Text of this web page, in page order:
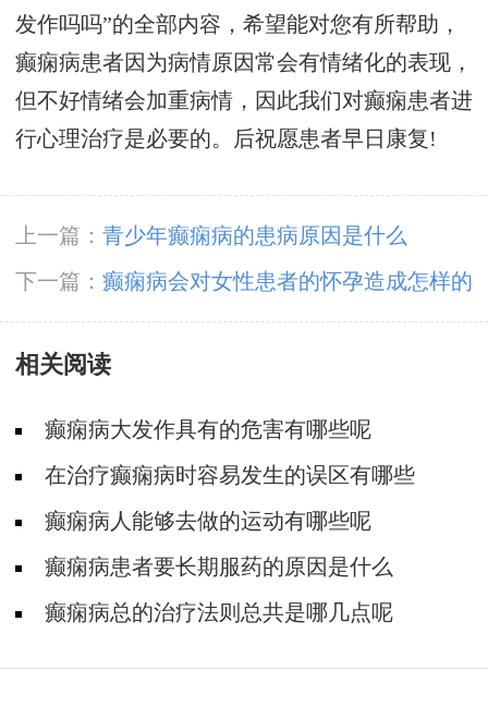
发作吗吗”的全部内容，希望能对您有所帮助，
癫痫病患者因为病情原因常会有情绪化的表现，
但不好情绪会加重病情，因此我们对癫痫患者进
行心理治疗是必要的。后祝愿患者早日康复!
上一篇： 青少年癫痫病的患病原因是什么
下一篇： 癫痫病会对女性患者的怀孕造成怎样的
影响
相关阅读
癫痫病大发作具有的危害有哪些呢
在治疗癫痫病时容易发生的误区有哪些
癫痫病人能够去做的运动有哪些呢
癫痫病患者要长期服药的原因是什么
癫痫病总的治疗法则总共是哪几点呢